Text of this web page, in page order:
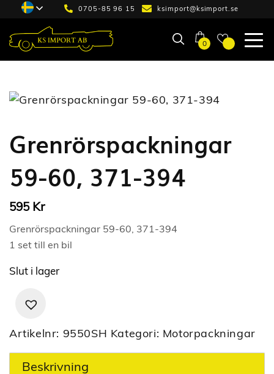
0705-85 96 15 ksimport@ksimport.se
0
Grenrörspackningar
59-60, 371-394
595 Kr
Grenrörspackningar 59-60, 371-394
1 set till en bil
Slut i lager
Artikelnr: 9550SH Kategori: Motorpackningar
Beskrivning